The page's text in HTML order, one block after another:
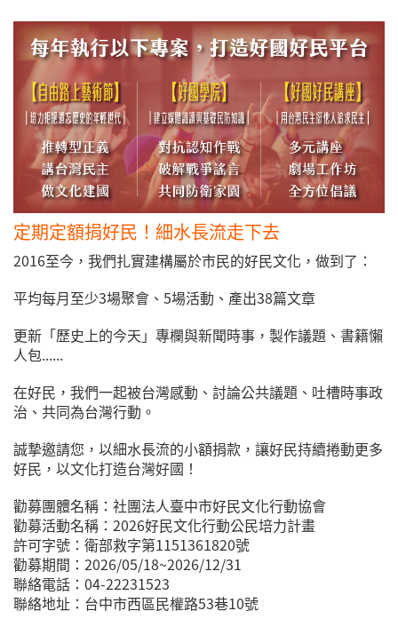
定期定額捐好民！細水長流走下去
2016至今，我們扎實建構屬於市民的好民文化，做到了：
平均每月至少3場聚會、5場活動、產出38篇文章
更新「歷史上的今天」專欄與新聞時事，製作議題、書籍懶
人包......
在好民，我們一起被台灣感動、討論公共議題、吐槽時事政
治、共同為台灣行動。
誠摯邀請您，以細水長流的小額捐款，讓好民持續捲動更多
好民，以文化打造台灣好國！
勸募團體名稱：社團法人臺中市好民文化行動協會
勸募活動名稱：2026好民文化行動公民培力計畫
許可字號：衛部救字第1151361820號
勸募期間：2026/05/18~2026/12/31
聯絡電話：04-22231523
聯絡地址：台中市西區民權路53巷10號